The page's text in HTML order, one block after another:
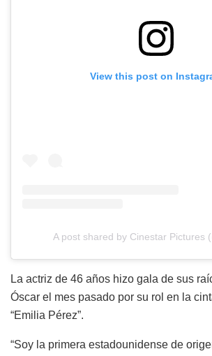
View this post on
A post shared by Cinestar Pictures
La actriz de 46 años hizo gala de sus
Óscar el mes pasado por su rol en la
“Emilia Pérez”.
“Soy la primera estadounidense de